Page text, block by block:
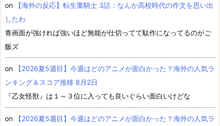
on
【海外の反応】転生重騎士 3話：なんか高校時代の作文を思い出
したわ
青画面が強ければ強いほど無能が仕切ってて駄作になってるのがご
飯ズ
on
【2026夏5週目】今週はどのアニメが面白かった？海外の人気ラ
ンキング＆スコア推移 8月2日
『乙女怪獣』は１～３位に入っても良いぐらい面白いけどな
on
【2026夏5週目】今週はどのアニメが面白かった？海外の人気ラ